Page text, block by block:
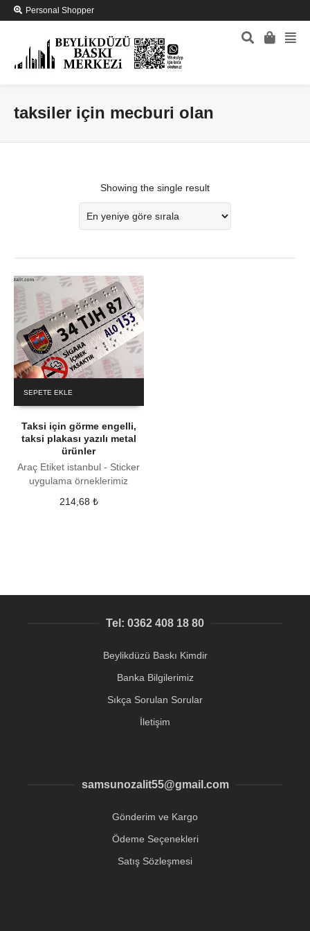
Personal Shopper
taksiler için mecburi olan
Showing the single result
SEPETE EKLE
Taksi için görme engelli,
taksi plakası yazılı metal
ürünler
Araç Etiket istanbul - Sticker
uygulama örneklerimiz
214,68 ₺
Tel: 0362 408 18 80
Beylikdüzü Baskı Kimdir
Banka Bilgilerimiz
Sıkça Sorulan Sorular
İletişim
samsunozalit55@gmail.com
Gönderim ve Kargo
Ödeme Seçenekleri
Satış Sözleşmesi